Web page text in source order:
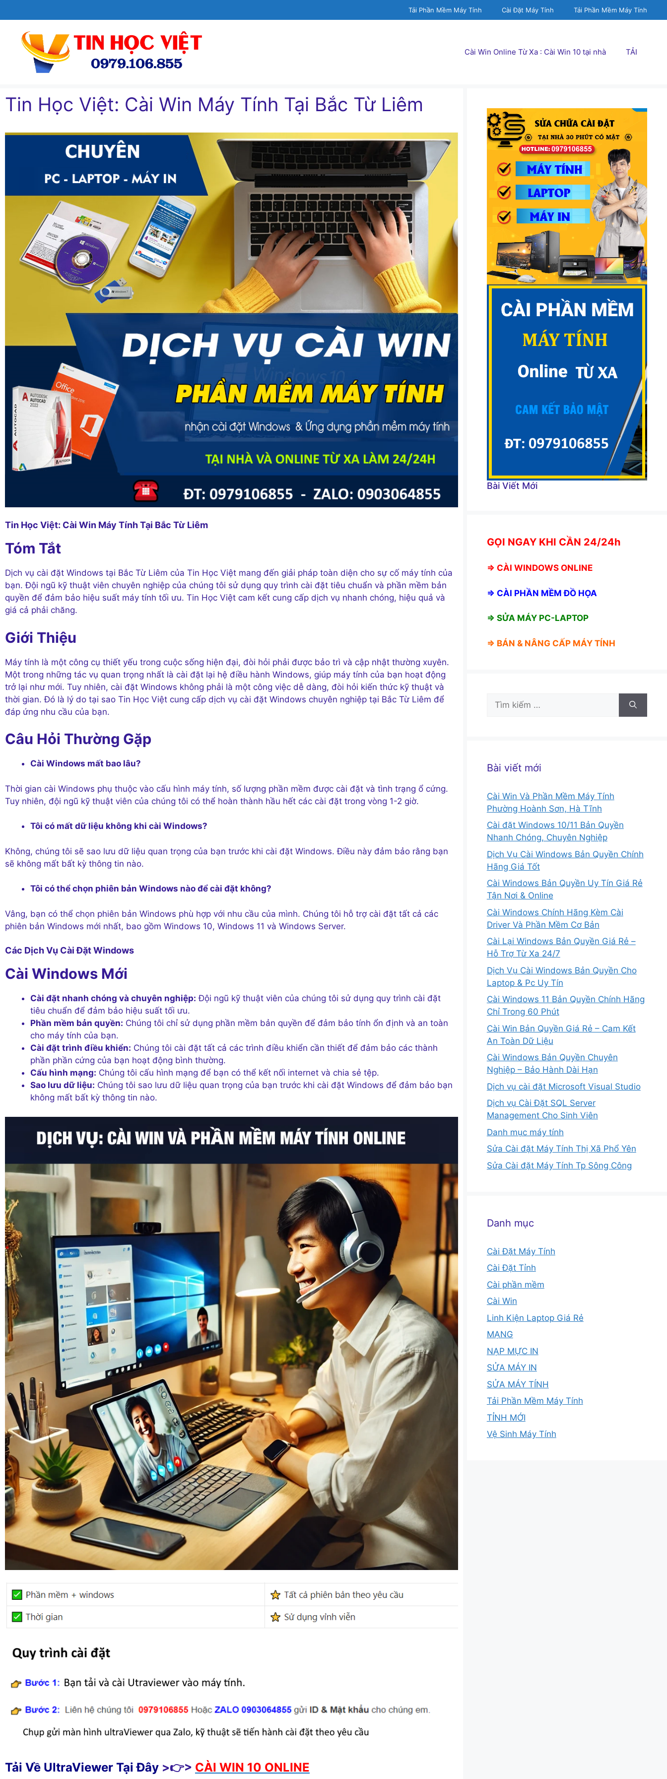
đến
Tải Phần Mềm Máy Tính Cài Đặt Máy Tính Tải Phần Mềm Máy Tính
Cài Win Online Từ Xa : Cài Win 10 tại nhà TẢI
Tin Học Việt: Cài Win Máy Tính Tại Bắc Từ Liêm
Tin Học Việt: Cài Win Máy Tính Tại Bắc Từ Liêm
Tóm Tắt
Dịch vụ cài đặt Windows tại Bắc Từ Liêm của Tin Học Việt mang đến giải pháp toàn diện cho sự cố máy tính của
bạn. Đội ngũ kỹ thuật viên chuyên nghiệp của chúng tôi sử dụng quy trình cài đặt tiêu chuẩn và phần mềm bản
quyền để đảm bảo hiệu suất máy tính tối ưu. Tin Học Việt cam kết cung cấp dịch vụ nhanh chóng, hiệu quả và
giá cả phải chăng.
Giới Thiệu
Máy tính là một công cụ thiết yếu trong cuộc sống hiện đại, đòi hỏi phải được bảo trì và cập nhật thường xuyên.
Một trong những tác vụ quan trọng nhất là cài đặt lại hệ điều hành Windows, giúp máy tính của bạn hoạt động
trở lại như mới. Tuy nhiên, cài đặt Windows không phải là một công việc dễ dàng, đòi hỏi kiến thức kỹ thuật và
thời gian. Đó là lý do tại sao Tin Học Việt cung cấp dịch vụ cài đặt Windows chuyên nghiệp tại Bắc Từ Liêm để
đáp ứng nhu cầu của bạn.
Câu Hỏi Thường Gặp
Cài Windows mất bao lâu?
Thời gian cài Windows phụ thuộc vào cấu hình máy tính, số lượng phần mềm được cài đặt và tình trạng ổ cứng.
Tuy nhiên, đội ngũ kỹ thuật viên của chúng tôi có thể hoàn thành hầu hết các cài đặt trong vòng 1-2 giờ.
Tôi có mất dữ liệu không khi cài Windows?
Không, chúng tôi sẽ sao lưu dữ liệu quan trọng của bạn trước khi cài đặt Windows. Điều này đảm bảo rằng bạn
sẽ không mất bất kỳ thông tin nào.
Tôi có thể chọn phiên bản Windows nào để cài đặt không?
Vâng, bạn có thể chọn phiên bản Windows phù hợp với nhu cầu của mình. Chúng tôi hỗ trợ cài đặt tất cả các
phiên bản Windows mới nhất, bao gồm Windows 10, Windows 11 và Windows Server.
Các Dịch Vụ Cài Đặt Windows
Cài Windows Mới
Cài đặt nhanh chóng và chuyên nghiệp: Đội ngũ kỹ thuật viên của chúng tôi sử dụng quy trình cài đặt
tiêu chuẩn để đảm bảo hiệu suất tối ưu.
Phần mềm bản quyền: Chúng tôi chỉ sử dụng phần mềm bản quyền để đảm bảo tính ổn định và an toàn
cho máy tính của bạn.
Cài đặt trình điều khiển: Chúng tôi cài đặt tất cả các trình điều khiển cần thiết để đảm bảo các thành
phần phần cứng của bạn hoạt động bình thường.
Cấu hình mạng: Chúng tôi cấu hình mạng để bạn có thể kết nối internet và chia sẻ tệp.
Sao lưu dữ liệu: Chúng tôi sao lưu dữ liệu quan trọng của bạn trước khi cài đặt Windows để đảm bảo bạn
không mất bất kỳ thông tin nào.
Tải Về UltraViewer Tại Đây >👉> CÀI WIN 10 ONLINE
Bài Viết Mới
GỌI NGAY KHI CẦN 24/24h
⇒ CÀI WINDOWS ONLINE
⇒ CÀI PHẦN MỀM ĐỒ HỌA
⇒ SỬA MÁY PC-LAPTOP
⇒ BÁN & NÂNG CẤP MÁY TÍNH
Tìm
kiếm
Bài viết mới
Cài Win Và Phần Mềm Máy Tính
Phường Hoành Sơn, Hà Tĩnh
Cài đặt Windows 10/11 Bản Quyền
Nhanh Chóng, Chuyên Nghiệp
Dịch Vụ Cài Windows Bản Quyền Chính
Hãng Giá Tốt
Cài Windows Bản Quyền Uy Tín Giá Rẻ
Tận Nơi & Online
Cài Windows Chính Hãng Kèm Cài
Driver Và Phần Mềm Cơ Bản
Cài Lại Windows Bản Quyền Giá Rẻ –
Hỗ Trợ Từ Xa 24/7
Dịch Vụ Cài Windows Bản Quyền Cho
Laptop & Pc Uy Tín
Cài Windows 11 Bản Quyền Chính Hãng
Chỉ Trong 60 Phút
Cài Win Bản Quyền Giá Rẻ – Cam Kết
An Toàn Dữ Liệu
Cài Windows Bản Quyền Chuyên
Nghiệp – Bảo Hành Dài Hạn
Dịch vụ cài đặt Microsoft Visual Studio
Dịch vụ Cài Đặt SQL Server
Management Cho Sinh Viên
Danh mục máy tính
Sửa Cài đặt Máy Tính Thị Xã Phổ Yên
Sửa Cài đặt Máy Tính Tp Sông Công
Danh mục
Cài Đặt Máy Tính
Cài Đặt Tỉnh
Cài phần mềm
Cài Win
Linh Kiện Laptop Giá Rẻ
MẠNG
NẠP MỰC IN
SỬA MÁY IN
SỬA MÁY TÍNH
Tải Phần Mềm Máy Tính
TỈNH MỚI
Vệ Sinh Máy Tính